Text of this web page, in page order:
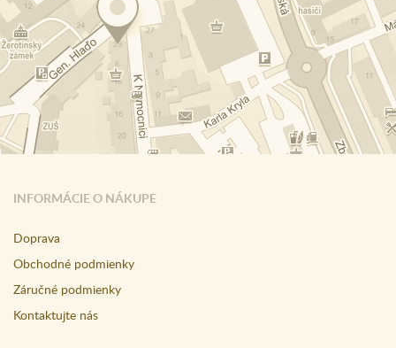
INFORMÁCIE O NÁKUPE
Doprava
Obchodné podmienky
Záručné podmienky
Kontaktujte nás